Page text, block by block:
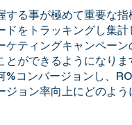
する事が極めて重要な
ドをトラッキングし集
ケティングキャンペー
とができるようになり
%コンバージョンし、
ジョン率向上にどのよ